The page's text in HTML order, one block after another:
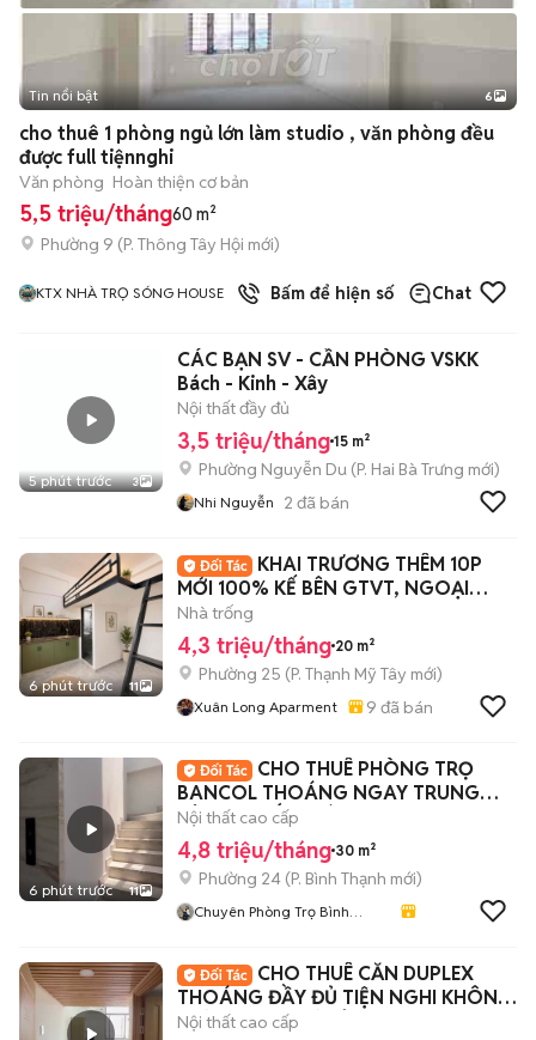
+2
Tin nổi bật 6
cho thuê 1 phòng ngủ lớn làm studio , văn phòng đều
được full tiệnnghi
Văn phòng Hoàn thiện cơ bản
5,5 triệu/tháng60 m²
Phường 9 (P. Thông Tây Hội mới)
KTX NHÀ TRỌ SÓNG HOUSE 12đã bán
Bấm để hiện số Chat
5 phút trước 3
CÁC BẠN SV - CẦN PHÒNG VSKK
Bách - Kinh - Xây
Nội thất đầy đủ
3,5 triệu/tháng 15 m²
Phường Nguyễn Du (P. Hai Bà Trưng mới)
Nhi Nguyễn 2 đã bán
6 phút trước 11
KHAI TRƯƠNG THÊM 10P
MỚI 100% KẾ BÊN GTVT, NGOẠI
THƯƠNG, HUTECH
Nhà trống
4,3 triệu/tháng 20 m²
Phường 25 (P. Thạnh Mỹ Tây mới)
Xuân Long Aparment 9 đã bán
6 phút trước 11
CHO THUÊ PHÒNG TRỌ
BANCOL THOÁNG NGAY TRUNG
TÂM ĂN UỐNG BÌNH THẠNH
Nội thất cao cấp
4,8 triệu/tháng 30 m²
Phường 24 (P. Bình Thạnh mới)
Chuyên Phòng Trọ Bình
CHO THUÊ CĂN DUPLEX
THOÁNG ĐẦY ĐỦ TIỆN NGHI KHÔNG
GIỚI HẠN NGƯỜI Ở
Nội thất cao cấp